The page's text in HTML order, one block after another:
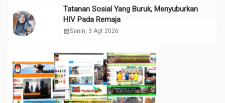
Tatanan Sosial Yang Buruk, Menyuburkan
HIV Pada Remaja
calendar_monthSenin, 3 Agt 2026